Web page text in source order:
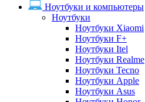
Ноутбуки и компьютеры
Ноутбуки
Ноутбуки Xiaomi
Ноутбуки F+
Ноутбуки Itel
Ноутбуки Realme
Ноутбуки Tecno
Ноутбуки Apple
Ноутбуки Asus